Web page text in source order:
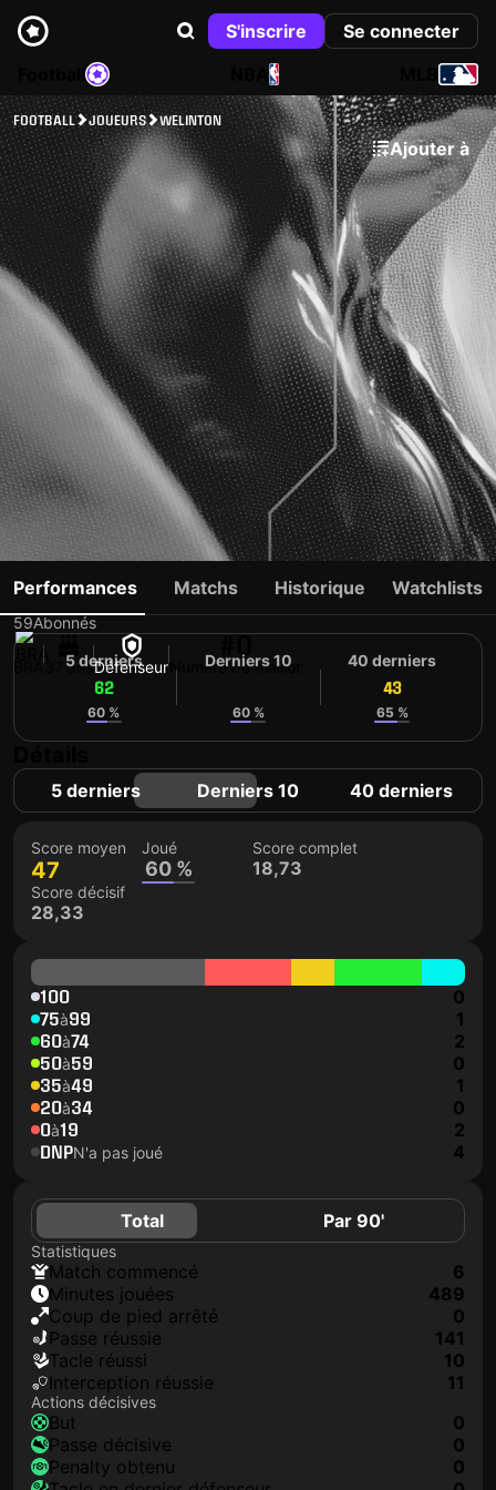
S'inscrire
Se connecter
NBA
FOOTBALL JOUEURS WELINTON
Ajouter à
WELINTON
59Abonnés
37 ansDéfenseur Numéro de maillot
Performances Matchs Historique Watchlists
5 derniers
62
60 %
Derniers 10
60 %
40 derniers
43
65 %
5 derniers Derniers 10 40 derniers
Score moyen
47
Joué
60 %
Score complet
18,73
Score décisif
28,33
100 0
75à99 1
60à74 2
50à59 0
35à49 1
20à34 0
0à19 2
DNPN'a pas joué 4
Total Par 90'
Statistiques
match commencé
6
minutes jouées
489
coup de pied arrêté
0
Passe réussie
141
tacle réussi
10
interception réussie
11
Actions décisives
but
0
passe décisive
0
penalty obtenu
0